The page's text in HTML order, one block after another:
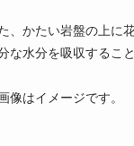
、かたい岩盤の上に
な水分を吸収するこ
像はイメージです。